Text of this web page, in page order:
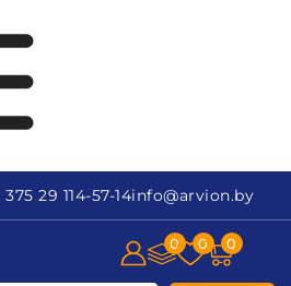
375 29 114-57-14info@arvion.by
0 0 0